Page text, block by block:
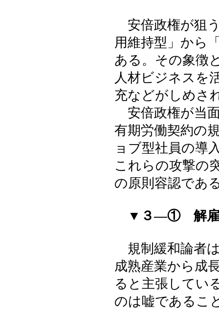
安倍政権が狙
用維持型」から
ある。その象徴
人材ビジネスを
充などがしめさ
安倍政権が当
有期労働契約の
ョブ型社員の導
これらの攻撃の
の原則容認であ
▼３―① 解雇
規制緩和論者
成熟産業から成
ると主張してい
のは嘘であるこ